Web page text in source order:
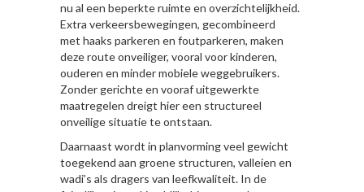
nu al een beperkte ruimte en overzichtelijkheid.
Extra verkeersbewegingen, gecombineerd
met haaks parkeren en foutparkeren, maken
deze route onveiliger, vooral voor kinderen,
ouderen en minder mobiele weggebruikers.
Zonder gerichte en vooraf uitgewerkte
maatregelen dreigt hier een structureel
onveilige situatie te ontstaan.
Daarnaast wordt in planvorming veel gewicht
toegekend aan groene structuren, valleien en
wadi’s als dragers van leefkwaliteit. In de